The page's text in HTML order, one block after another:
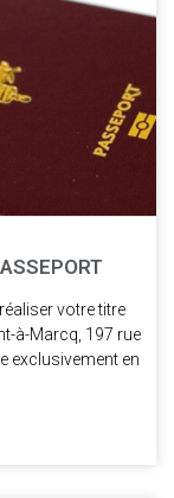
votre titre
à-Marcq, 197 rue
exclusivement en